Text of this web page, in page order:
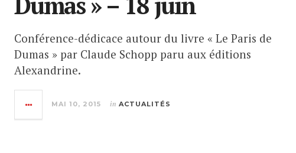
Conférence-dédicace autour du livre « Le Paris de
Dumas » par Claude Schopp paru aux éditions
Alexandrine.
MAI 10, 2015 in ACTUALITÉS